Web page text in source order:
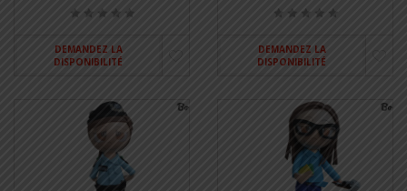
DEMANDEZ LA
DISPONIBILITÉ
DEMANDEZ LA
DISPONIBILITÉ